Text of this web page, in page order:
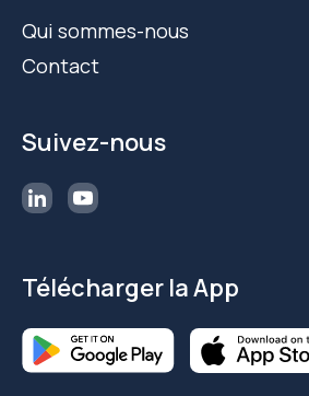
Qui sommes-nous
Contact
Suivez-nous
Télécharger la App